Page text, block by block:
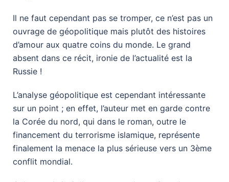
Il ne faut cependant pas se tromper, ce n’est pas un
ouvrage de géopolitique mais plutôt des histoires
d’amour aux quatre coins du monde. Le grand
absent dans ce récit, ironie de l’actualité est la
Russie !
L’analyse géopolitique est cependant intéressante
sur un point ; en effet, l’auteur met en garde contre
la Corée du nord, qui dans le roman, outre le
financement du terrorisme islamique, représente
finalement la menace la plus sérieuse vers un 3ème
conflit mondial.